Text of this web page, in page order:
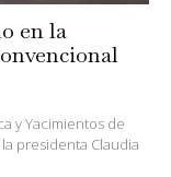
en la
y Yacimientos de
presidenta Claudia